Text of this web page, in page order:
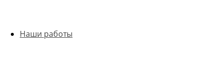
Наши работы